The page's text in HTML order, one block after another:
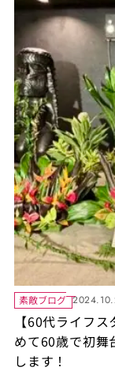
素敵ブログ
【60代ライフ
めて60歳で初舞
します！